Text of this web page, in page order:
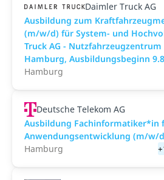
Daimler Truck AG
Ausbildung zum
(m/w/d) für System- und
Truck AG - Nutzfahrzeugzentrum
Hamburg, Ausbildungsbeginn
Hamburg
Deutsche Telekom AG
Ausbildung Fachinformatiker*in
Anwendungsentwicklung (m/w/
Hamburg